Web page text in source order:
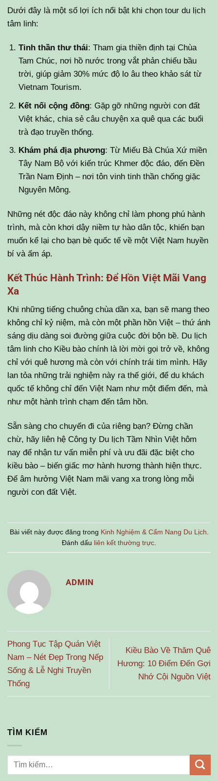
Dưới đây là một số lợi ích nổi bật khi chọn tour du lịch
tâm linh:
Tinh thần thư thái: Tham gia thiền định tại Chùa
Tam Chúc, nơi hồ nước trong vắt phản chiếu bầu
trời, giúp giảm 30% mức độ lo âu theo khảo sát từ
Vietnam Tourism.
Kết nối cộng đồng: Gặp gỡ những người con đất
Việt khác, chia sẻ câu chuyện xa quê qua các buổi
trà đạo truyền thống.
Khám phá địa phương: Từ Miếu Bà Chúa Xứ miền
Tây Nam Bộ với kiến trúc Khmer độc đáo, đến Đền
Trần Nam Định – nơi tôn vinh tinh thần chống giặc
Nguyên Mông.
Những nét độc đáo này không chỉ làm phong phú hành
trình, mà còn khơi dậy niềm tự hào dân tộc, khiến bạn
muốn kể lại cho bạn bè quốc tế về một Việt Nam huyền
bí và ấm áp.
Kết Thúc Hành Trình: Để Hồn Việt Mãi Vang
Xa
Khi những tiếng chuông chùa dần xa, bạn sẽ mang theo
không chỉ kỷ niệm, mà còn một phần hồn Việt – thứ ánh
sáng dịu dàng soi đường giữa cuộc đời bộn bề. Du lịch
tâm linh cho Kiều bào chính là lời mời gọi trở về, không
chỉ với quê hương mà còn với chính trái tim mình. Hãy
lan tỏa những trải nghiệm này ra thế giới, để du khách
quốc tế không chỉ đến Việt Nam như một điểm đến, mà
như một hành trình chạm đến tâm hồn.
Sẵn sàng cho chuyến đi của riêng bạn? Đừng chần
chừ, hãy liên hệ Công ty Du lịch Tầm Nhìn Việt hôm
nay để nhận tư vấn miễn phí và ưu đãi đặc biệt cho
kiều bào – biến giấc mơ hành hương thành hiện thực.
Để âm hưởng Việt Nam mãi vang xa trong lòng mỗi
người con đất Việt.
Bài viết này được đăng trong Kinh Nghiệm & Cẩm Nang Du Lịch
Đánh dấu liên kết thường trực
ADMIN
Phong Tục Tập Quán Việt
Nam – Nét Đẹp Trong Nếp
Sống & Lễ Nghi Truyền
Thống
Kiều Bào Về Thăm Quê
Hương: 10 Điểm Đến Gợi
Nhớ Cội Nguồn Việt
TÌM KIẾM